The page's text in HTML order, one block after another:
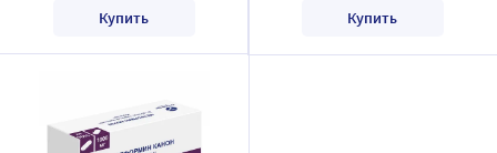
Купить Купить